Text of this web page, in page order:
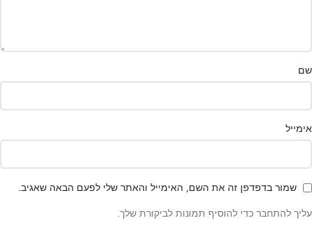
שם
אימייל
שמור בדפדפן זה את השם, האימייל והאתר שלי לפעם הבאה שאגיב.
עליך להתחבר כדי להוסיף תמונות לביקורת שלך.